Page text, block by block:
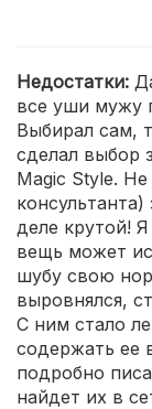
Недостатки:
все уши мужу
Выбирал сам,
сделал выбор
Magic Style.
деле крутой!
вещь может
шубу свою
выровнялся,
С ним стало
содержать ее
подробно
найдет их в